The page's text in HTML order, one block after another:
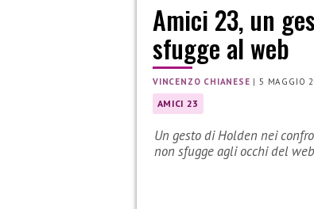
Amici 23, un
sfugge al web
VINCENZO CHIANESE |5 MAGGIO
AMICI 23
Un gesto di Holden nei
non sfugge agli occhi del web